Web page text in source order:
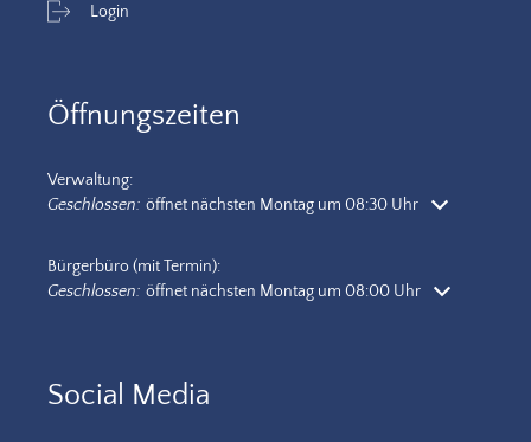
Login
Öffnungszeiten
Verwaltung:
Klicken, um weitere Öffnungs- oder Schließzeiten auszublenden
Geschlossen: öffnet nächsten Montag um 08:30 Uhr
Bürgerbüro (mit Termin):
Klicken, um weitere Öffnungs- oder Schließzeiten auszublenden
Geschlossen: öffnet nächsten Montag um 08:00 Uhr
Social Media